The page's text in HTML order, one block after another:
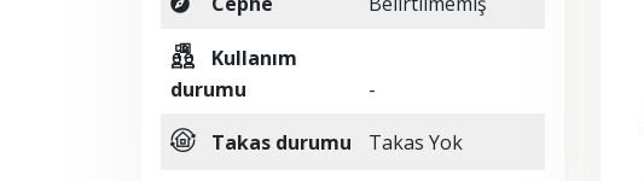
Kullanım
durumu
-
Takas durumu
Takas Yok